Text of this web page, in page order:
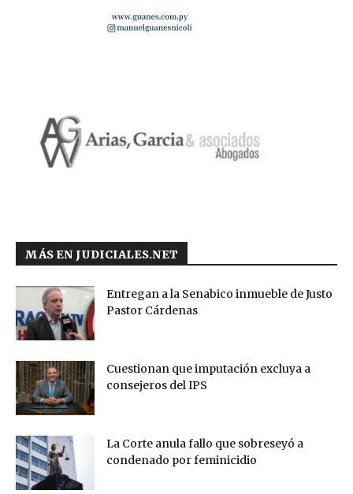
MÁS EN JUDICIALES.NET
Entregan a la Senabico inmueble de Justo
Pastor Cárdenas
Cuestionan que imputación excluya a
consejeros del IPS
La Corte anula fallo que sobreseyó a
condenado por feminicidio